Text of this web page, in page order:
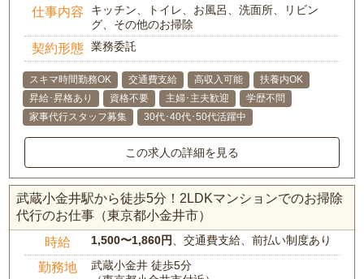
仕事内容
キッチン、トイレ、お風呂、洗面所、リビン
グ、その他のお掃除
契約形態 業務委託
スキマ時間勤務OK 交通費支給 高収入可能
扶養内OK
昇給･昇格あり
資格不要 主婦･主夫歓迎
学歴不問
家事代行スタッフ募集
30代･40代･50代活躍中
この求人の詳細を見る
武蔵小金井駅から徒歩5分！2LDKマンションでのお掃除
代行のお仕事（東京都小金井市）
時給 1,500〜1,860円、交通費支給、前払い制度あり
勤務地
武蔵小金井 徒歩5分